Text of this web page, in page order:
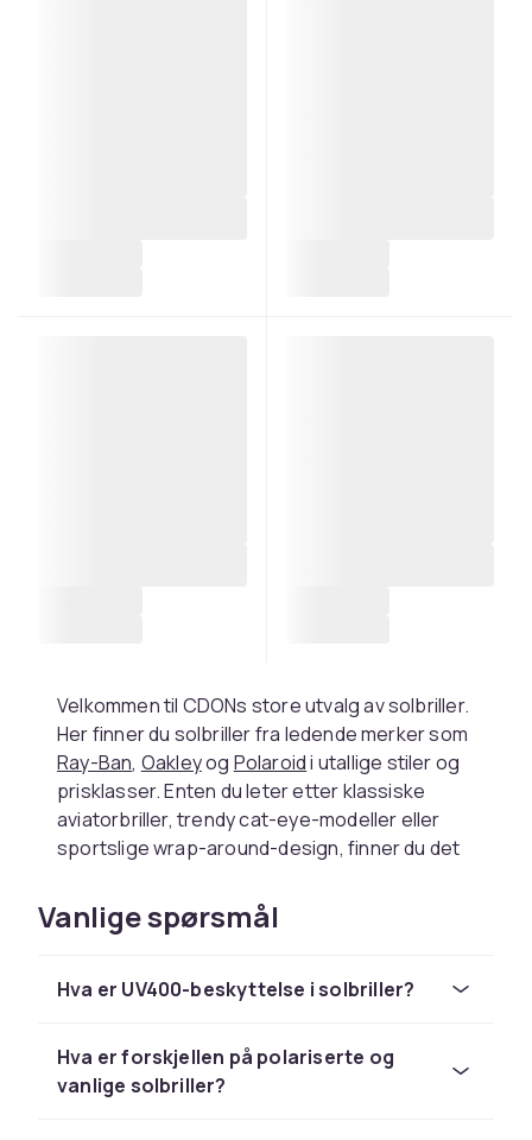
Velkommen til CDONs store utvalg av solbriller.
Her finner du solbriller fra ledende merker som
Ray-Ban, Oakleyog Polaroidi utallige stiler og
prisklasser. Enten du leter etter klassiske
aviatorbriller, trendy cat-eye-modeller eller
sportslige wrap-around-design, finner du det
Velg riktige solbriller for din
Solbriller finnes i mange forskjellige modeller
personlige smak og ansiktsform.
Aviatormodellen med taaredropformede glass
Vanlige spørsmål
Hva er UV400-beskyttelse i solbriller?
Hva er forskjellen på polariserte og
vanlige solbriller?